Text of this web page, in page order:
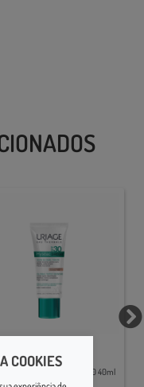
Hyseac 3-Regul Teint Spf30 40ml
COOKIES